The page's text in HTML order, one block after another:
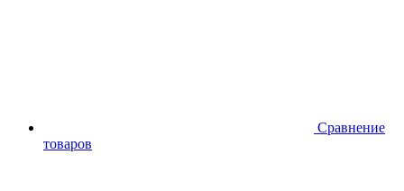
Сравнение
товаров